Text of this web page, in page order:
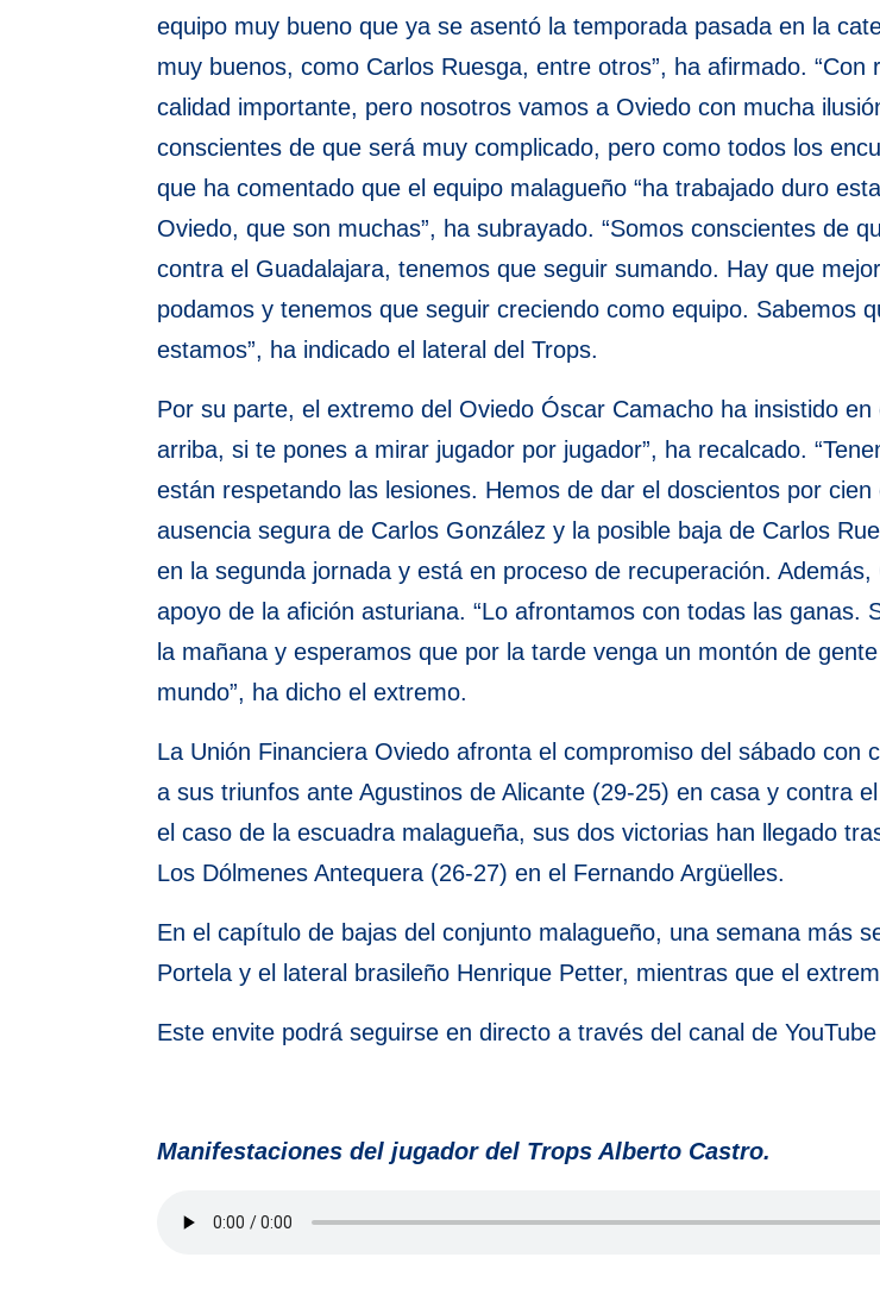
equipo muy bueno que ya se asentó la temporada pasada en la
muy buenos, como Carlos Ruesga, entre otros”, ha afirmado.
calidad importante, pero nosotros vamos a Oviedo con mucha
conscientes de que será muy complicado, pero como todos los
que ha comentado que el equipo malagueño “ha trabajado duro
Oviedo, que son muchas”, ha subrayado. “Somos conscientes de
contra el Guadalajara, tenemos que seguir sumando. Hay que
podamos y tenemos que seguir creciendo como equipo. Sabemos
estamos”, ha indicado el lateral del Trops.
Por su parte, el extremo del Oviedo Óscar Camacho ha insistido
arriba, si te pones a mirar jugador por jugador”, ha recalcado.
están respetando las lesiones. Hemos de dar el doscientos por
ausencia segura de Carlos González y la posible baja de Carlos
en la segunda jornada y está en proceso de recuperación.
apoyo de la afición asturiana. “Lo afrontamos con todas las ganas.
la mañana y esperamos que por la tarde venga un montón de
mundo”, ha dicho el extremo.
La Unión Financiera Oviedo afronta el compromiso del sábado con
a sus triunfos ante Agustinos de Alicante (29-25) en casa y contra
el caso de la escuadra malagueña, sus dos victorias han llegado
Los Dólmenes Antequera (26-27) en el Fernando Argüelles.
En el capítulo de bajas del conjunto malagueño, una semana más
Portela y el lateral brasileño Henrique Petter, mientras que el
Este envite podrá seguirse en directo a través del canal de
Manifestaciones del jugador del Trops Alberto Castro.